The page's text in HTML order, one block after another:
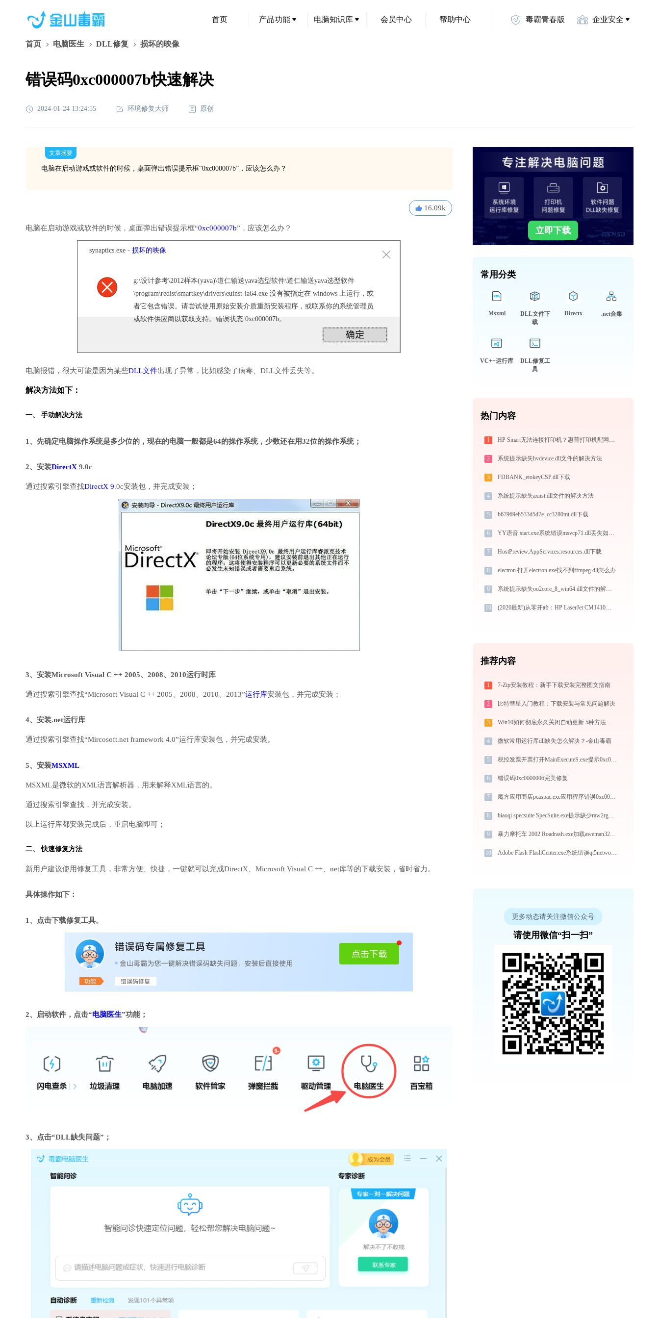
首页 产品功能 电脑知识库 会员中心 帮助中心 毒霸青春版 企业安全
首页 电脑医生 DLL修复 损坏的映像
错误码0xc000007b快速解决
2024-01-24 13:24:55 环境修复大师 原创
文章摘要
电脑在启动游戏或软件的时候，桌面弹出错误提示框“0xc000007b”，应该怎么办？
16.09k
电脑在启动游戏或软件的时候，桌面弹出错误提示框“0xc000007b”，应该怎么办？
synaptics.exe - 损坏的映像
g:\设计参考\2012样本(yava)\道仁输送yava选型软件\道仁输送yava选型软件
\program\redist\smartkey\drivers\euinst-ia64.exe 没有被指定在 windows 上运行，或
者它包含错误。请尝试使用原始安装介质重新安装程序，或联系你的系统管理员
或软件供应商以获取支持。错误状态 0xc000007b。
电脑报错，很大可能是因为某些DLL文件出现了异常，比如感染了病毒、DLL文件丢失等。
解决方法如下：
一、 手动解决方法
1、先确定电脑操作系统是多少位的，现在的电脑一般都是64的操作系统，少数还在用32位的操作系统；
2、安装DirectX 9.0c
通过搜索引擎查找DirectX 9.0c安装包，并完成安装；
3、安装Microsoft Visual C ++ 2005、2008、2010运行时库
通过搜索引擎查找“Microsoft Visual C ++ 2005、2008、2010、2013”运行库安装包，并完成安装；
4、安装.net运行库
通过搜索引擎查找“Mircosoft.net framework 4.0”运行库安装包，并完成安装。
5、安装MSXML
MSXML是微软的XML语言解析器，用来解释XML语言的。
通过搜索引擎查找，并完成安装。
以上运行库都安装完成后，重启电脑即可；
二、 快速修复方法
新用户建议使用修复工具，非常方便、快捷，一键就可以完成DirectX、Microsoft Visual C ++、net库等的下载安装，省时省力。
具体操作如下：
1、点击下载修复工具。
2、启动软件，点击“电脑医生”功能；
3、点击“DLL缺失问题”；
立即下载
常用分类
Msxml
DLL文件下
载
Directx .net合集
VC++运行库
DLL修复工
具
热门内容
1 HP Smart无法连接打印机？惠普打印机配网失败/驱动安装错误完整解决方案
2 系统提示缺失hvdevice.dll文件的解决方法
3 FDBANK_etokeyCSP.dll下载
4 系统提示缺失axnst.dll文件的解决方法
5 b67969eb533d5d7e_cc3280mt.dll下载
6 YY语音 start.exe系统错误msvcp71.dll丢失如何解决
7 HostPreview.AppServices.resources.dll下载
8 electron 打开electron.exe找不到ffmpeg.dll怎么办
9 系统提示缺失oo2core_8_win64.dll文件的解决方法
10 (2026最新)从零开始：HP LaserJet CM1410打印机驱动的下载及安装流程
推荐内容
1 7-Zip安装教程：新手下载安装完整图文指南
2 比特彗星入门教程：下载安装与常见问题解决
3 Win10如何彻底永久关闭自动更新 5种方法教你永久关闭win10自动更新
4 微软常用运行库dll缺失怎么解决？-金山毒霸
5 税控发票开票打开MainExecuteS.exe提示0xc000000d错误码怎么办
6 错误码0xc0000006完美修复
7 魔方应用商店pcaspac.exe应用程序错误0xc0000096解决方法
8 biaoqi specsuite SpecSuite.exe提示缺少raw2rgb.dll文件的解决办法
9 暴力摩托车 2002 Roadrash.exe加载aweman32.dll文件丢失处理办法
10 Adobe Flash FlashCenter.exe系统错误qt5network.dll丢失如何解决
更多动态请关注微信公众号
请使用微信“扫一扫”